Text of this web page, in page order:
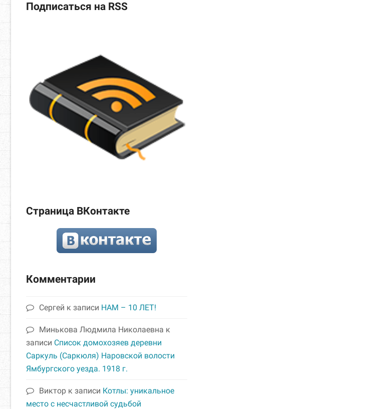
Подписаться на RSS
Страница ВКонтакте
Комментарии
Сергей к записи НАМ – 10 ЛЕТ!
Минькова Людмила Николаевна к
записи Список домохозяев деревни
Саркуль (Саркюля) Наровской волости
Ямбургского уезда. 1918 г.
Виктор к записи Котлы: уникальное
место с несчастливой судьбой